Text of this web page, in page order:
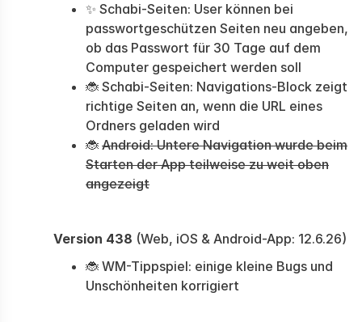
✨ Schabi-Seiten: User können bei
passwortgeschützen Seiten neu angeben,
ob das Passwort für 30 Tage auf dem
Computer gespeichert werden soll
🐞 Schabi-Seiten: Navigations-Block zeigt
richtige Seiten an, wenn die URL eines
Ordners geladen wird
🐞 Android: Untere Navigation wurde beim
Starten der App teilweise zu weit oben
angezeigt
Version 438 (Web, iOS & Android-App: 12.6.26)
🐞 WM-Tippspiel: einige kleine Bugs und
Unschönheiten korrigiert